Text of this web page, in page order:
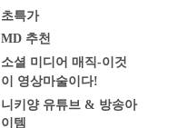
초특가
MD 추천
소셜 미디어 매직-이것
이 영상마술이다!
니키양 유튜브 & 방송아
이템